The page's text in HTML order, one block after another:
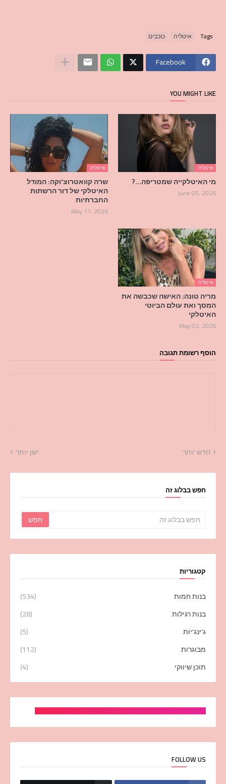
Tags איטליה כוכבים
Facebook
YOU MIGHT LIKE
איטליה
מי האיטלקייה שמטריפה…?
June 05, 2026
איטליה
שרה קוואטרוצ'וקה: המודל
האיטלקי של דור הרשתות
החברתיות
May 11, 2026
איטליה
מריה טונה: האישה שכבשה את
המסך ואת עולם הביוטי
האיטלקי
May 02, 2026
הוסף רשומת תגובה
חדש יותר ישן יותר
חפש בבלוג זה
קטגוריות
בנות חמות
(534)
בנות רגילות
(28)
ג'ינג'יות
(5)
מבוגרות
(112)
תוכן שיווקי
(4)
FOLLOW US